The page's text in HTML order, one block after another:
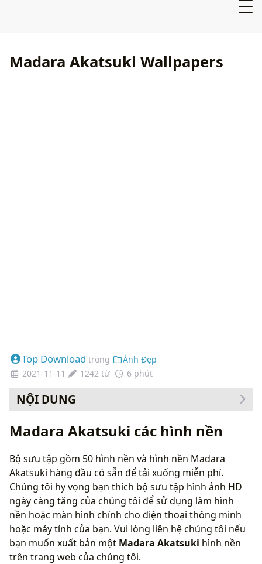
Madara Akatsuki Wallpapers
Top Download trong
Ảnh Đẹp
2021-11-11
1242 từ 6 phút
NỘI DUNG
Madara Akatsuki các hình nền
Bộ sưu tập gồm 50 hình nền và hình nền Madara
Akatsuki hàng đầu có sẵn để tải xuống miễn phí.
Chúng tôi hy vọng bạn thích bộ sưu tập hình ảnh HD
ngày càng tăng của chúng tôi để sử dụng làm hình
nền hoặc màn hình chính cho điện thoại thông minh
hoặc máy tính của bạn. Vui lòng liên hệ chúng tôi nếu
bạn muốn xuất bản một Madara Akatsuki hình nền
trên trang web của chúng tôi.